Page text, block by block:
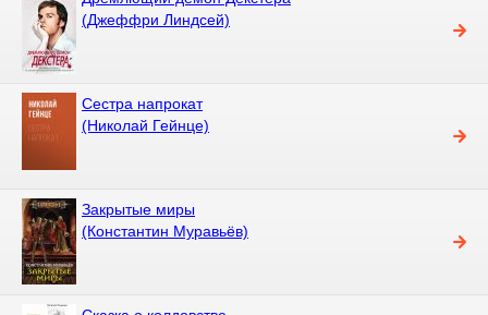
(Джеффри Линдсей)
Сестра напрокат
(Николай Гейнце)
Закрытые миры
(Константин Муравьёв)